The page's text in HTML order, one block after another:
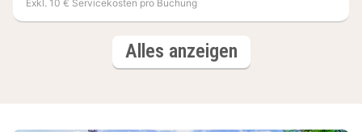
Exkl. 10 € Servicekosten pro Buchung
Alles anzeigenHotels